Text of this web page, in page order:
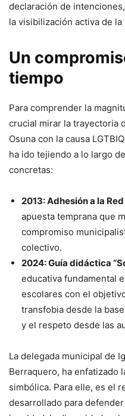
declaración de
la visibilización activa de la
Un
tiempo
Para comprender la
crucial mirar la trayectoria
Osuna con la causa
ha ido tejiendo a lo largo
concretas:
2013: Adhesión a la
apuesta temprana que
compromiso
colectivo.
2024: Guía didáctica
educativa fundamental
escolares con el
transfobia desde la
y el respeto desde las
La delegada municipal de
Berraquero, ha enfatizado
simbólica. Para elle, es el
desarrollado para